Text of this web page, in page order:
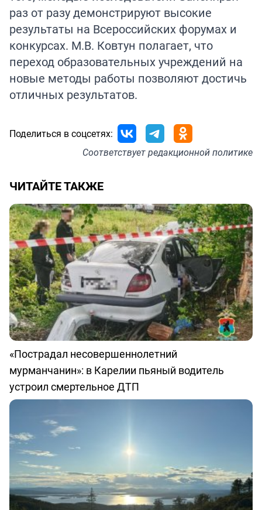
раз от разу демонстрируют высокие
результаты на Всероссийских форумах и
конкурсах. М.В. Ковтун полагает, что
переход образовательных учреждений на
новые методы работы позволяют достичь
отличных результатов.
Поделиться в соцсетях:
Соответствуетредакционной политике
ЧИТАЙТЕ ТАКЖЕ
«Пострадал несовершеннолетний
мурманчанин»: в Карелии пьяный водитель
устроил смертельное ДТП